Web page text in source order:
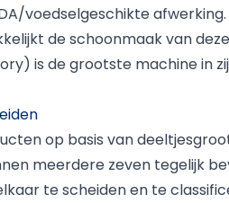
voedselgeschikte
de schoonmaak van
is de grootste machine in
op basis van
meerdere zeven tegelijk
te scheiden en te